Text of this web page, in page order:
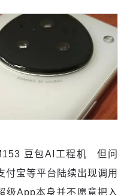
豆包AI工程机 但问
付宝等平台陆续出现调用
App本身并不愿意把入